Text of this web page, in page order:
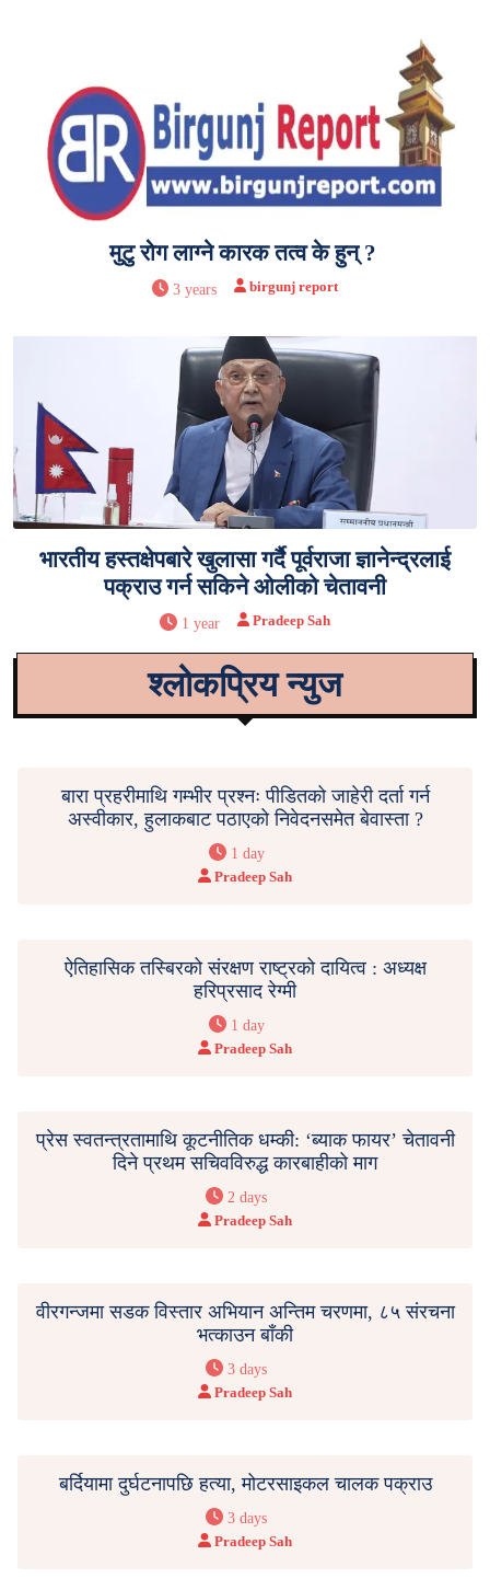
मुटु रोग लाग्ने कारक तत्व के हुन् ?
3 years birgunj report
भारतीय हस्तक्षेपबारे खुलासा गर्दै पूर्वराजा ज्ञानेन्द्रलाई
पक्राउ गर्न सकिने ओलीको चेतावनी
1 year Pradeep Sah
श्लोकप्रिय न्युज
बारा प्रहरीमाथि गम्भीर प्रश्नः पीडितको जाहेरी दर्ता गर्न
अस्वीकार, हुलाकबाट पठाएको निवेदनसमेत बेवास्ता ?
1 day
Pradeep Sah
ऐतिहासिक तस्बिरको संरक्षण राष्ट्रको दायित्व : अध्यक्ष
हरिप्रसाद रेग्मी
1 day
Pradeep Sah
प्रेस स्वतन्त्रतामाथि कूटनीतिक धम्की: ‘ब्याक फायर’ चेतावनी
दिने प्रथम सचिवविरुद्ध कारबाहीको माग
2 days
Pradeep Sah
वीरगन्जमा सडक विस्तार अभियान अन्तिम चरणमा, ८५ संरचना
भत्काउन बाँकी
3 days
Pradeep Sah
बर्दियामा दुर्घटनापछि हत्या, मोटरसाइकल चालक पक्राउ
3 days
Pradeep Sah